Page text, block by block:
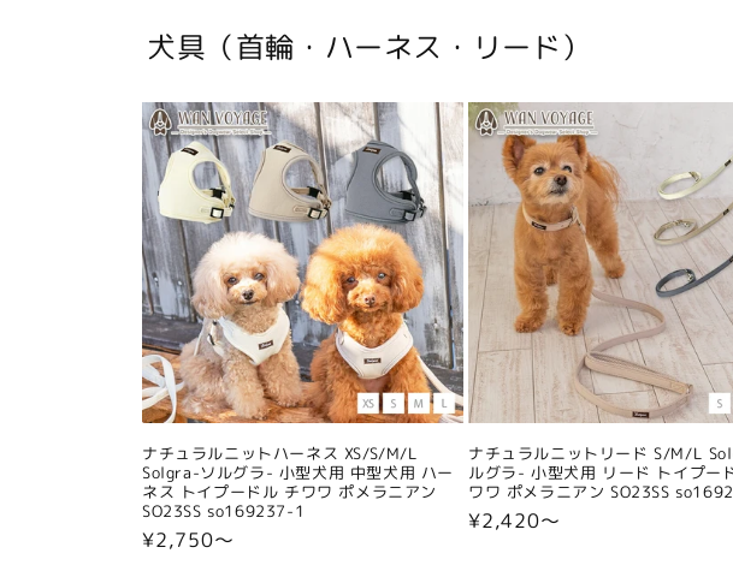
犬具（首輪・ハーネス・リード）
ナチュラルニットハーネス XS/S/M/L
Solgra-ソルグラ- 小型犬用 中型犬用 ハー
ネス トイプードル チワワ ポメラニアン
SO23SS so169237-1
通
¥2,750〜
ナチュラルニットリード S/M/L
ルグラ- 小型犬用 リード トイプー
ワワ ポメラニアン SO23SS
通
¥2,420〜